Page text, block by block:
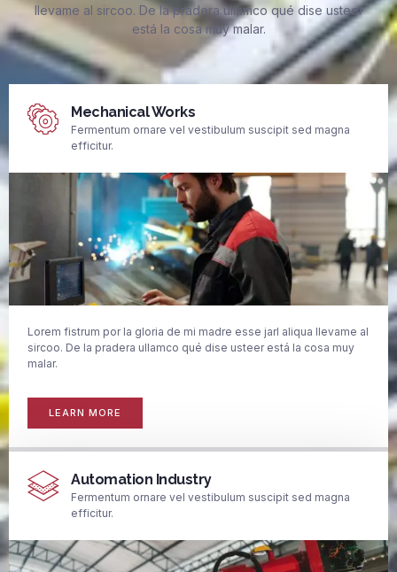
llevame al sircoo. De la pradera ullamco qué dise usteer
está la cosa muy malar.
Mechanical Works
Fermentum ornare vel vestibulum suscipit sed magna
efficitur.
Lorem fistrum por la gloria de mi madre esse jarl aliqua llevame al
sircoo. De la pradera ullamco qué dise usteer está la cosa muy
malar.
LEARN MORE
Automation Industry
Fermentum ornare vel vestibulum suscipit sed magna
efficitur.